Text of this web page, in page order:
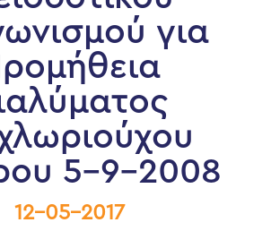
για
5-9-2008
12-05-2017